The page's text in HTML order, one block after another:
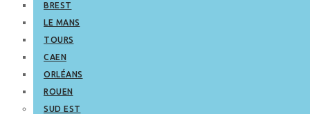
BREST
LE MANS
TOURS
CAEN
ORLÉANS
ROUEN
SUD EST